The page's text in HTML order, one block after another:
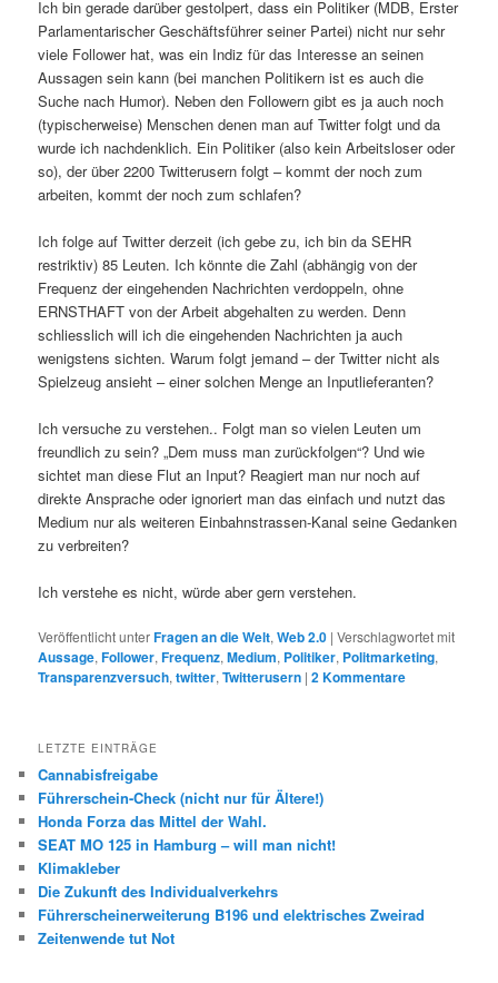
Ich bin gerade darüber gestolpert, dass ein Politiker (MDB, Erster
Parlamentarischer Geschäftsführer seiner Partei) nicht nur sehr
viele Follower hat, was ein Indiz für das Interesse an seinen
Aussagen sein kann (bei manchen Politikern ist es auch die
Suche nach Humor). Neben den Followern gibt es ja auch noch
(typischerweise) Menschen denen man auf Twitter folgt und da
wurde ich nachdenklich. Ein Politiker (also kein Arbeitsloser oder
so), der über 2200 Twitterusern folgt – kommt der noch zum
arbeiten, kommt der noch zum schlafen?
Ich folge auf Twitter derzeit (ich gebe zu, ich bin da SEHR
restriktiv) 85 Leuten. Ich könnte die Zahl (abhängig von der
Frequenz der eingehenden Nachrichten verdoppeln, ohne
ERNSTHAFT von der Arbeit abgehalten zu werden. Denn
schliesslich will ich die eingehenden Nachrichten ja auch
wenigstens sichten. Warum folgt jemand – der Twitter nicht als
Spielzeug ansieht – einer solchen Menge an Inputlieferanten?
Ich versuche zu verstehen.. Folgt man so vielen Leuten um
freundlich zu sein? „Dem muss man zurückfolgen“? Und wie
sichtet man diese Flut an Input? Reagiert man nur noch auf
direkte Ansprache oder ignoriert man das einfach und nutzt das
Medium nur als weiteren Einbahnstrassen-Kanal seine Gedanken
zu verbreiten?
Ich verstehe es nicht, würde aber gern verstehen.
Veröffentlicht unterFragen an die Welt,Web 2.0 |Verschlagwortet mit
Aussage,Follower,Frequenz,Medium, Politiker, Politmarketing,
Transparenzversuch,twitter,Twitterusern |2Kommentare
LETZTE EINTRÄGE
Cannabisfreigabe
Führerschein-Check (nicht nur für Ältere!)
Honda Forza das Mittel der Wahl.
SEAT MO 125 in Hamburg – will man nicht!
Klimakleber
Die Zukunft des Individualverkehrs
Führerscheinerweiterung B196 und elektrisches Zweirad
Zeitenwende tut Not